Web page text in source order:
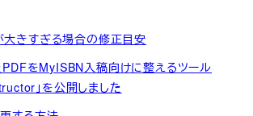
きすぎる場合の修正目安
をMyISBN入稿向けに整えるツール
」を公開しました